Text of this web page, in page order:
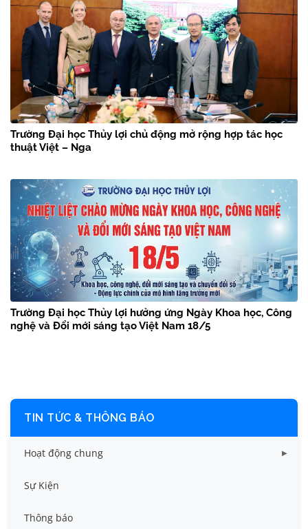
Trường Đại học Thủy lợi chủ động mở rộng hợp tác học
thuật Việt – Nga
Trường Đại học Thủy lợi hưởng ứng Ngày Khoa học, Công
nghệ và Đổi mới sáng tạo Việt Nam 18/5
TIN TỨC & THÔNG BÁO
Hoạt động chung
Tin công tác sinh viên
Tin đào tạo
Sự Kiện
Thông báo